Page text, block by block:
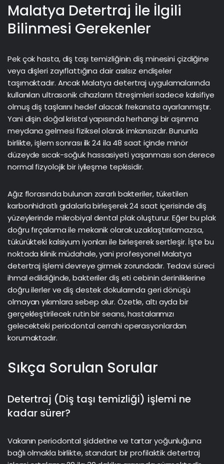
Malatya Detertraj İle İlgili
Bilinmesi Gerekenler
Pek çok hasta, diş taşı temizliğinin diş minesini çizdiğine
veya dişleri zayıflattığına dair asılsız endişeler
taşımaktadır. Ancak Malatya detertraj uygulamalarında
kullanılan ultrasonik cihazların titreşimleri sadece kalsifiye
olmuş diş taşlarını hedef alacak frekansta ayarlanmıştır.
Yani dişin doğal kristal yapısında herhangi bir aşınma
meydana gelmesi fiziksel olarak imkansızdır. Bununla
birlikte, işlem sonrası ilk 24 ila 48 saat içinde minör
düzeyde sıcak-soğuk hassasiyeti yaşanması son derece
normal fizyolojik bir iyileşme tepkisidir.
Ağız florasında bulunan zararlı bakteriler, tüketilen
karbonhidratlı gıdalarla birleşerek 24 saat içerisinde diş
yüzeylerinde mikrobiyal dental plak oluşturur. Eğer bu plak
doğru fırçalama ile mekanik olarak uzaklaştırılamazsa,
tükürükteki kalsiyum iyonları ile birleşerek sertleşir. İşte bu
noktada klinik müdahale, yani profesyonel Malatya
detertraj işlemi devreye girmek zorundadır. Tedavi süreci
ihmal edildiğinde, bakteriler diş eti cebinin derinliklerine
doğru ilerler ve diş destek dokularında geri dönüşü
olmayan yıkımlara sebep olur. Özetle, altı ayda bir
gerçekleştirilecek rutin bir seans, hastalarımızı
gelecekteki periodontal cerrahi operasyonlardan
korumaktadır.
Sıkça Sorulan Sorular
Detertraj (Diş taşı temizliği) işlemi ne
kadar sürer?
Vakanın periodontal şiddetine ve tartar yoğunluğuna
bağlı olmakla birlikte, standart bir profilaktik detertraj